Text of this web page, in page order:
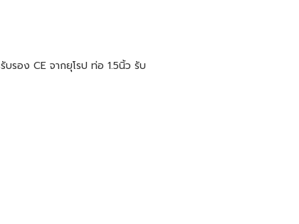
บรอง CE จากยุโรป ท่อ 1.5นิ้ว รับ